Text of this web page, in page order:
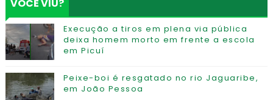
VOCÊ VIU?
Execução a tiros em plena via pública
deixa homem morto em frente a escola
em Picuí
Peixe-boi é resgatado no rio Jaguaribe,
em João Pessoa